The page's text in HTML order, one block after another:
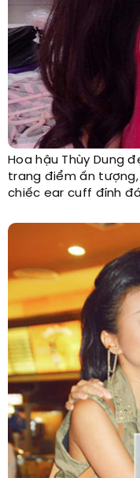
Hoa hậu Thùy Dung
trang điểm ấn
chiếc ear cuff đính